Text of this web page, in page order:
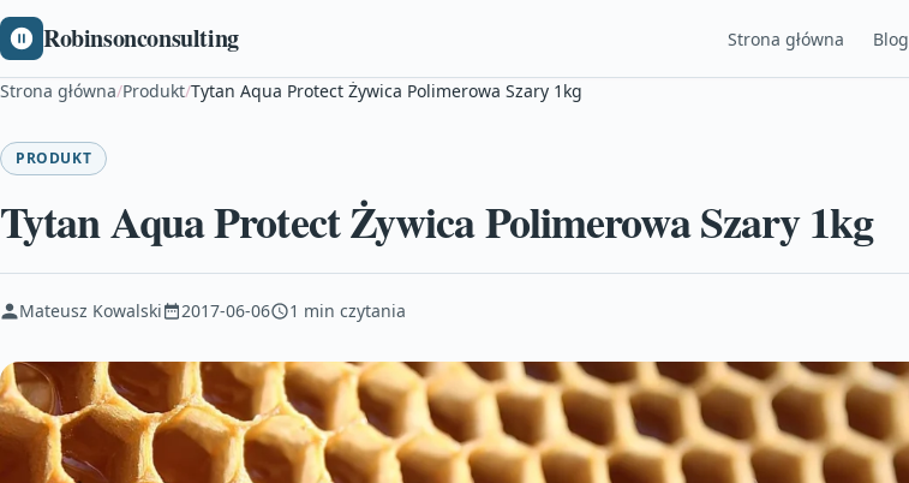
Robinsonconsulting Strona główna Blog
Strona główna/Produkt/Tytan Aqua Protect Żywica Polimerowa Szary 1kg
PRODUKT
Tytan Aqua Protect Żywica Polimerowa Szary 1kg
Mateusz Kowalski 2017-06-06 1 min czytania